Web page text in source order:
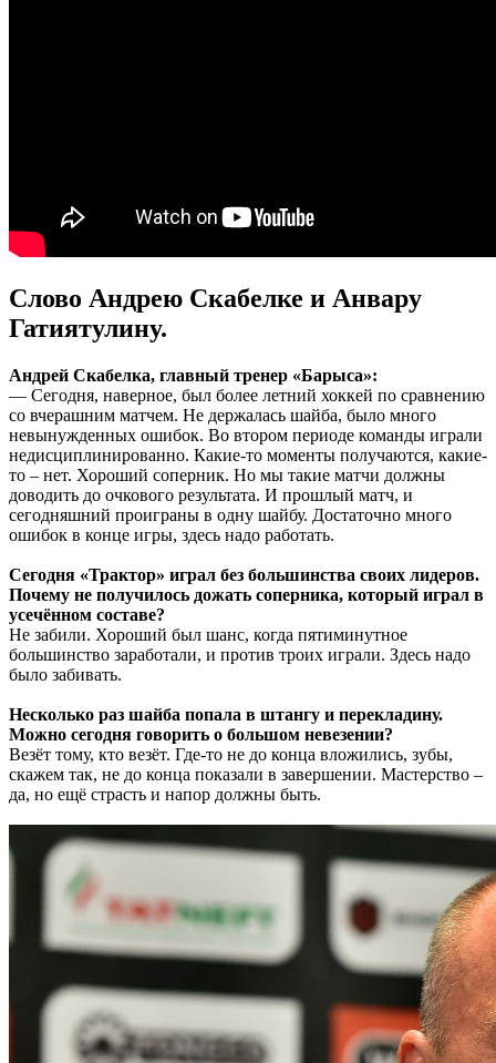
Слово Андрею Скабелке и Анвару
Гатиятулину.
Андрей Скабелка, главный тренер «Барыса»:
— Сегодня, наверное, был более летний хоккей по сравнению
со вчерашним матчем. Не держалась шайба, было много
невынужденных ошибок. Во втором периоде команды играли
недисциплинированно. Какие-то моменты получаются, какие-
то – нет. Хороший соперник. Но мы такие матчи должны
доводить до очкового результата. И прошлый матч, и
сегодняшний проиграны в одну шайбу. Достаточно много
ошибок в конце игры, здесь надо работать.
Сегодня «Трактор» играл без большинства своих лидеров.
Почему не получилось дожать соперника, который играл в
усечённом составе?
Не забили. Хороший был шанс, когда пятиминутное
большинство заработали, и против троих играли. Здесь надо
было забивать.
Несколько раз шайба попала в штангу и перекладину.
Можно сегодня говорить о большом невезении?
Везёт тому, кто везёт. Где-то не до конца вложились, зубы,
скажем так, не до конца показали в завершении. Мастерство –
да, но ещё страсть и напор должны быть.